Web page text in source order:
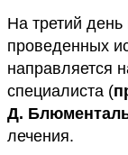
На третий день
проведенных
направляется
специалиста (
Д.
лечения.